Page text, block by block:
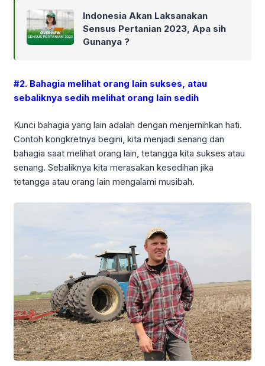
Indonesia Akan Laksanakan
Sensus Pertanian 2023, Apa sih
Gunanya ?
#2. Bahagia melihat orang lain sukses, atau
sebaliknya sedih melihat orang lain sedih
Kunci bahagia yang lain adalah dengan menjernihkan hati.
Contoh kongkretnya begini, kita menjadi senang dan
bahagia saat melihat orang lain, tetangga kita sukses atau
senang. Sebaliknya kita merasakan kesedihan jika
tetangga atau orang lain mengalami musibah.